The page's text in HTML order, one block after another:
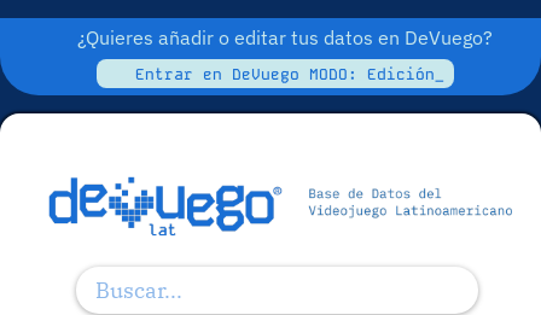
¿Quieres añadir o editar tus datos en DeVuego?
Entrar en DeVuego MODO: Edición_